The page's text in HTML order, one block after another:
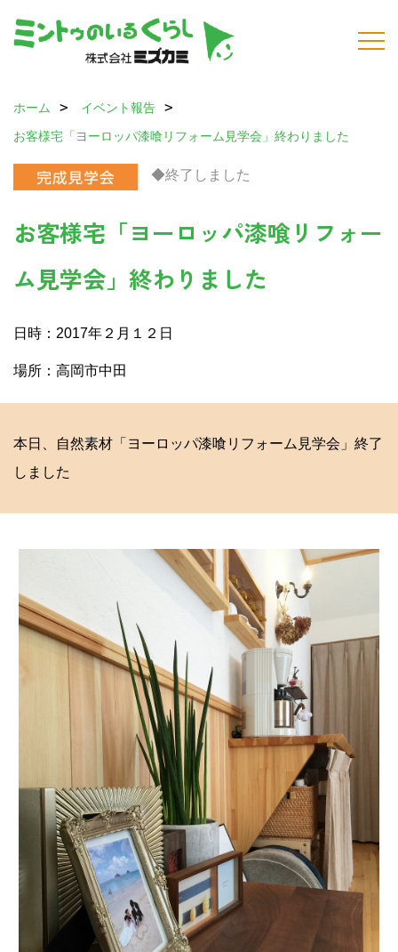
ホーム
イベント報告
お客様宅「ヨーロッパ漆喰リフォーム見学会」終わりました
◆終了しました
お客様宅「ヨーロッパ漆喰リフォー
ム見学会」終わりました
日時：2017年２月１２日
場所：高岡市中田
本日、自然素材「ヨーロッパ漆喰リフォーム見学会」終了
しました